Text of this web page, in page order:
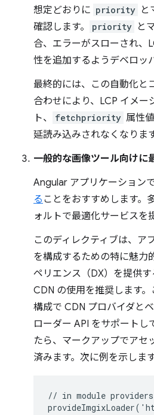
想定どおりに priority と
確認します。
priority と
合、エラーがスローされ、
性を追加するようデベロッ
最終的には、この自動化と
合わせにより、LCP イメー
ト、
fetchpriority 属性値
延読み込みされなくなります
一般的な画像ツール向けに
Angular アプリケーションで
る ことをおすすめします。
ォルトで最適化サービスを
このディレクティブは、ア
を構成するための特に魅力
ペリエンス（DX）を提供
CDN の使用を推奨します。
構成で CDN プロバイダと
ローダー API をサポートし
たら、マークアップでアセ
済みます。次に例を示します
// in module